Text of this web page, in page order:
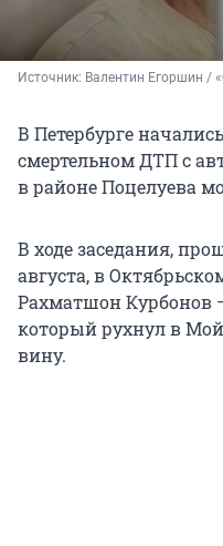
Источник: Валентин Егоршин /
В Петербурге
смертельном ДТП с
в районе Поцелуева
В ходе заседания,
августа, в
Рахматшон Курбонов
который рухнул в
вину.